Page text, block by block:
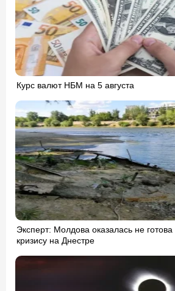
Курс валют НБМ на 5 августа
Эксперт: Молдова оказалась не
кризису на Днестре